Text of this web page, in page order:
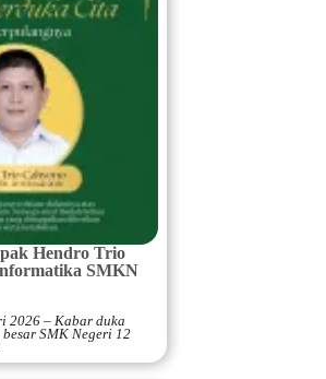
Hendro Trio
SMKN
2026 – Kabar duka
SMK Negeri 12